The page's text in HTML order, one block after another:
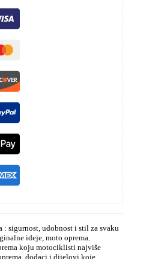
sigurnost, udobnost i stil za svaku
ideje, moto oprema,
koju motociklisti najviše
dodaci i dijelovi koje